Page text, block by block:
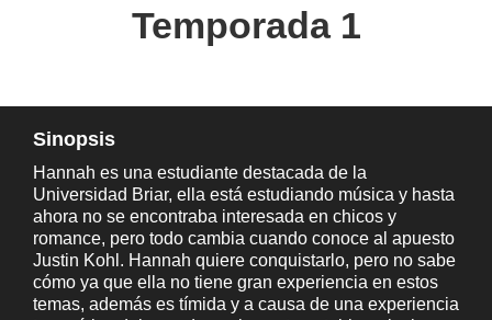
Temporada 1
Sinopsis
Hannah es una estudiante destacada de la
Universidad Briar, ella está estudiando música y hasta
ahora no se encontraba interesada en chicos y
romance, pero todo cambia cuando conoce al apuesto
Justin Kohl. Hannah quiere conquistarlo, pero no sabe
cómo ya que ella no tiene gran experiencia en estos
temas, además es tímida y a causa de una experiencia